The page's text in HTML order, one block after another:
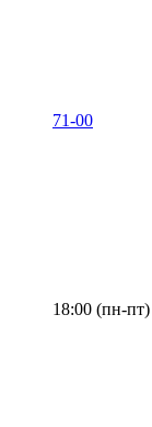
71-00
18:00 (пн-пт)